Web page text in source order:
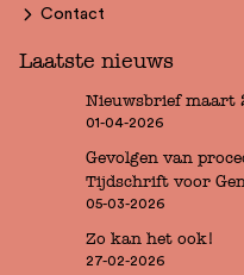
Contact
Laatste nieuws
Nieuwsbrief maart
01-04-2026
Gevolgen van
Tijdschrift voor
05-03-2026
Zo kan het ook!
27-02-2026